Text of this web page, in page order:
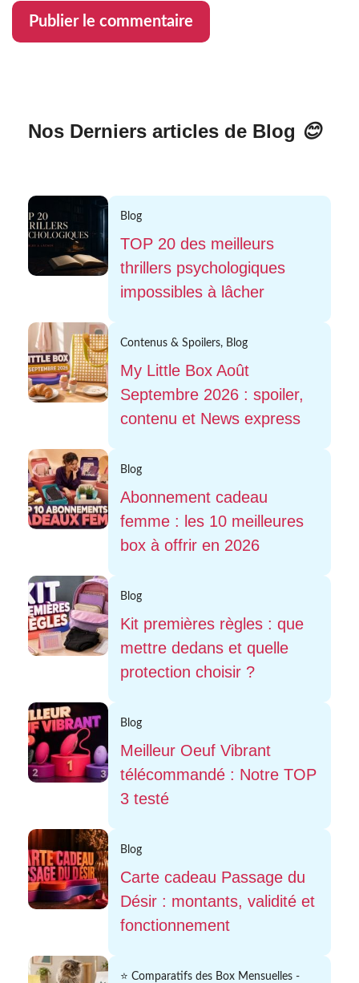
Nos Derniers articles de Blog 😊
Blog
TOP 20 des meilleurs
thrillers psychologiques
impossibles à lâcher
Contenus & Spoilers, Blog
My Little Box Août
Septembre 2026 : spoiler,
contenu et News express
Blog
Abonnement cadeau
femme : les 10 meilleures
box à offrir en 2026
Blog
Kit premières règles : que
mettre dedans et quelle
protection choisir ?
Blog
Meilleur Oeuf Vibrant
télécommandé : Notre TOP
3 testé
Blog
Carte cadeau Passage du
Désir : montants, validité et
fonctionnement
⭐ Comparatifs des Box Mensuelles -